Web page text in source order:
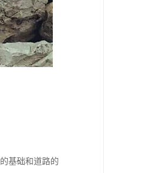
基础和道路的